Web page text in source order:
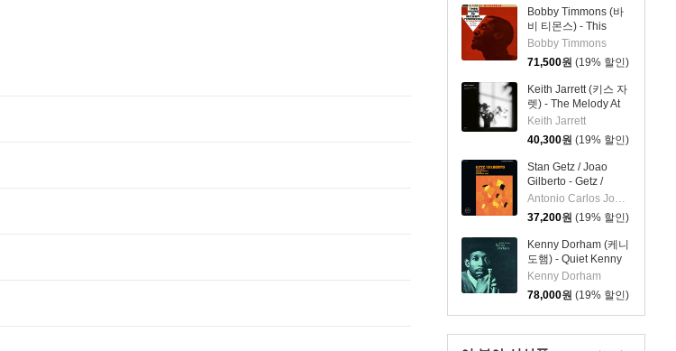
Bobby Timmons (바
비 티몬스) - This
Here Is Bobby
Timmons [LP]
Bobby Timmons
71,500원 (19% 할인)
Keith Jarrett (키스 자
렛) - The Melody At
Night, With You [LP]
Keith Jarrett
40,300원 (19% 할인)
Stan Getz / Joao
Gilberto - Getz /
Gilberto (스탄 게츠,
조앙 질베르토) [LP]
Antonio Carlos Jobim,Milton Banana,Stan Getz,Astrud Gilberto,Sebastiao Neto,Joao Gilberto
37,200원 (19% 할인)
Kenny Dorham (케니
도햄) - Quiet Kenny
[LP]
Kenny Dorham
78,000원 (19% 할인)